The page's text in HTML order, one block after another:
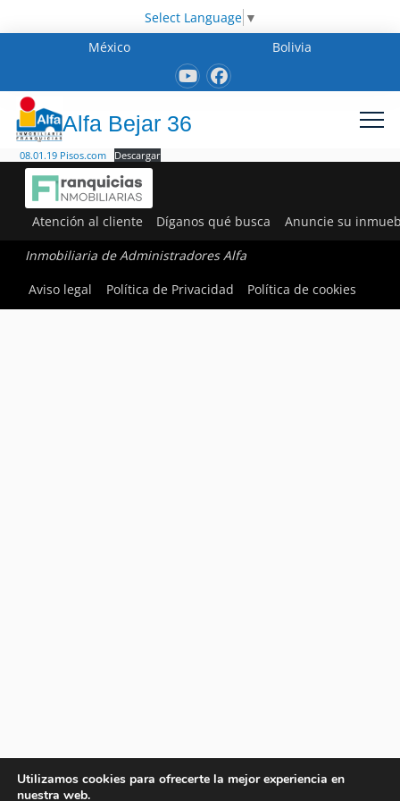
Select Language ▼
México
Bolivia
Alfa Bejar 36
08.01.19 Pisos.com Descargar
Atención al cliente Díganos qué busca Anuncie su
Inmobiliaria de Administradores Alfa
Aviso legal
Política de Privacidad Política de cookies
Utilizamos cookies para ofrecerte la mejor experiencia en
nuestra web.